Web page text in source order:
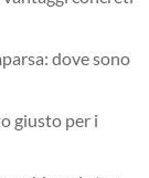
dove sono
giusto per i